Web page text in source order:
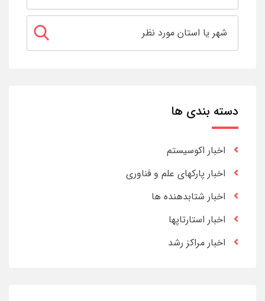
دسته بندی ها
اخبار اکوسیستم
اخبار پارکهای علم و فناوری
اخبار شتابدهنده ها
اخبار استارتاپها
اخبار مراکز رشد